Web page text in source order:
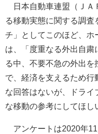
日本自動車連盟（ＪＡ
る移動実態に関する調
チ」としてこのほど、ホ
は、「度重なる外出自
る中、不要不急の外出
で、経済を支えるため行
な回答はないが、ドライ
な移動の参考にしてほし
アンケートは2020年